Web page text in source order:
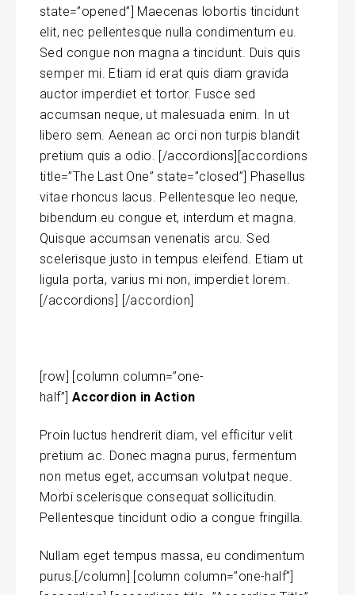
state=”opened”] Maecenas lobortis tincidunt
elit, nec pellentesque nulla condimentum eu.
Sed congue non magna a tincidunt. Duis quis
semper mi. Etiam id erat quis diam gravida
auctor imperdiet et tortor. Fusce sed
accumsan neque, ut malesuada enim. In ut
libero sem. Aenean ac orci non turpis blandit
pretium quis a odio. [/accordions][accordions
title=”The Last One” state=”closed”] Phasellus
vitae rhoncus lacus. Pellentesque leo neque,
bibendum eu congue et, interdum et magna.
Quisque accumsan venenatis arcu. Sed
scelerisque justo in tempus eleifend. Etiam ut
ligula porta, varius mi non, imperdiet lorem.
[/accordions] [/accordion]
[row] [column column=”one-
half”] Accordion in Action
Proin luctus hendrerit diam, vel efficitur velit
pretium ac. Donec magna purus, fermentum
non metus eget, accumsan volutpat neque.
Morbi scelerisque consequat sollicitudin.
Pellentesque tincidunt odio a congue fringilla.
Nullam eget tempus massa, eu condimentum
purus.[/column] [column column=”one-half”]